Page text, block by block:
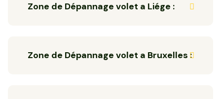
Zone de Dépannage volet a Liége :
Zone de Dépannage volet a Bruxelles :